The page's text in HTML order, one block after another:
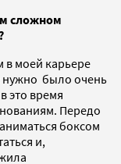
сложном
моей карьере
нужно было очень
это время
Передо
боксом
и,